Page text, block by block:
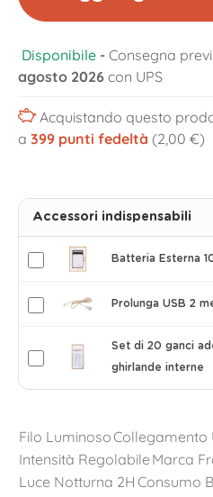
Disponibile - Consegna
agosto 2026 con UPS
Acquistando questo
a 399 punti fedeltà (2,00 €)
Accessori indispensabili
Batteria Esterna
Prolunga USB 2
Set di 20 ganci
ghirlande interne
Filo LuminosoCollegamento
Intensità Regolabile Marca
Luce Notturna 2H Consumo